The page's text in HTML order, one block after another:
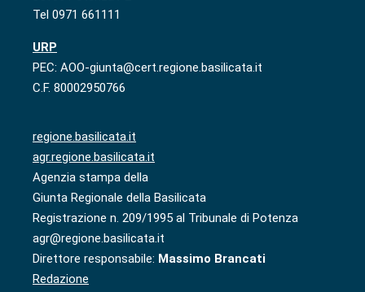
Tel 0971 661111
URP
PEC: AOO-giunta@cert.regione.basilicata.it
C.F. 80002950766
regione.basilicata.it
agr.regione.basilicata.it
Agenzia stampa della
Giunta Regionale della Basilicata
Registrazione n. 209/1995 al Tribunale di Potenza
agr@regione.basilicata.it
Direttore responsabile: Massimo Brancati
Redazione